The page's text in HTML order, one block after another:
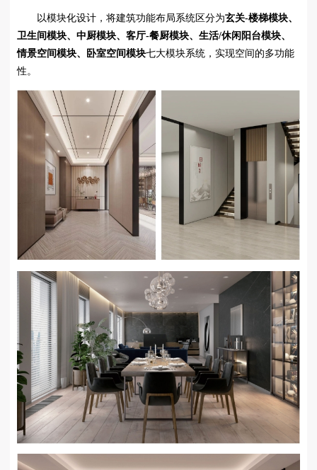
以模块化设计，将建筑功能布局系统区分为玄关-楼梯模块、
卫生间模块、中厨模块、客厅-餐厨模块、生活/休闲阳台模块、
情景空间模块、卧室空间模块七大模块系统，实现空间的多功能
性。